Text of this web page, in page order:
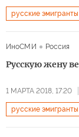
русские эмигранты
ИноСМИ Россия
Русскую жену
1 МАРТА 2018, 17:20
русские эмигранты